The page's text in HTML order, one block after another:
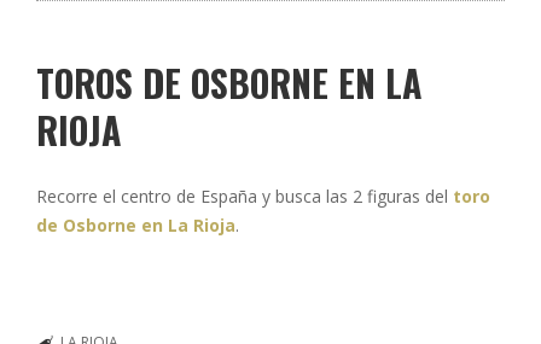
TOROS DE OSBORNE EN LA
RIOJA
Recorre el centro de España y busca las 2 figuras del toro
de Osborne en La Rioja.